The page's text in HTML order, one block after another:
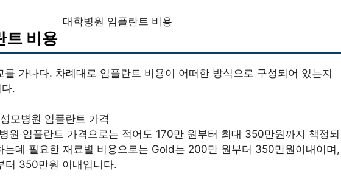
대학병원 임플란트 비용
트 비용
를 가나다. 차례대로 임플란트 비용이 어떠한 방식으로 구성되어 있는지
.
모병원 임플란트 가격
원 임플란트 가격으로는 적어도 170만 원부터 최대 350만원까지 책정되
는데 필요한 재료별 비용으로는 Gold는 200만 원부터 350만원이내이며,
350만원 이내입니다.